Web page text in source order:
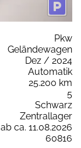
Pkw
Geländewagen
Dez / 2024
Automatik
25.200 km
5
Schwarz
Zentrallager
ab ca. 11.08.2026
60816